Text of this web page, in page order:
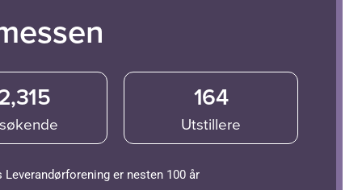
Utstillere
164
Leverandørforening er nesten 100 år